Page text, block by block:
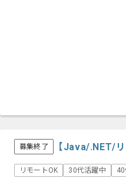
募集終了 【Java/.NET/
リモートOK 30代活躍中